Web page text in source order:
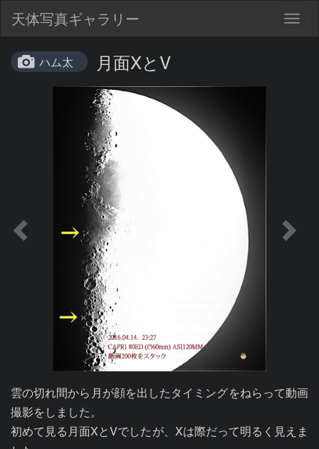
天体写真ギャラリー
ハム太 月面XとV
雲の切れ間から月が顔を出したタイミングをねらって動画
撮影をしました。
初めて見る月面XとVでしたが、Xは際だって明るく見えま